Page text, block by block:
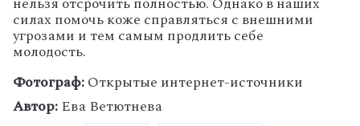
силах помочь коже справляться с внешними
угрозами и тем самым продлить себе
молодость.
Фотограф:Открытые интернет-источники
Автор:Ева Ветютнева